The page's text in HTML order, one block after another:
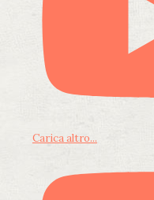
Carica altro...